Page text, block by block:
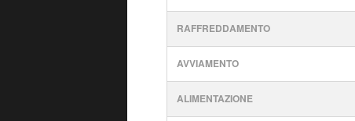
RAFFREDDAMENTO
AVVIAMENTO
ALIMENTAZIONE